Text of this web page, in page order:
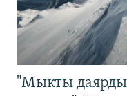
"Мыкты